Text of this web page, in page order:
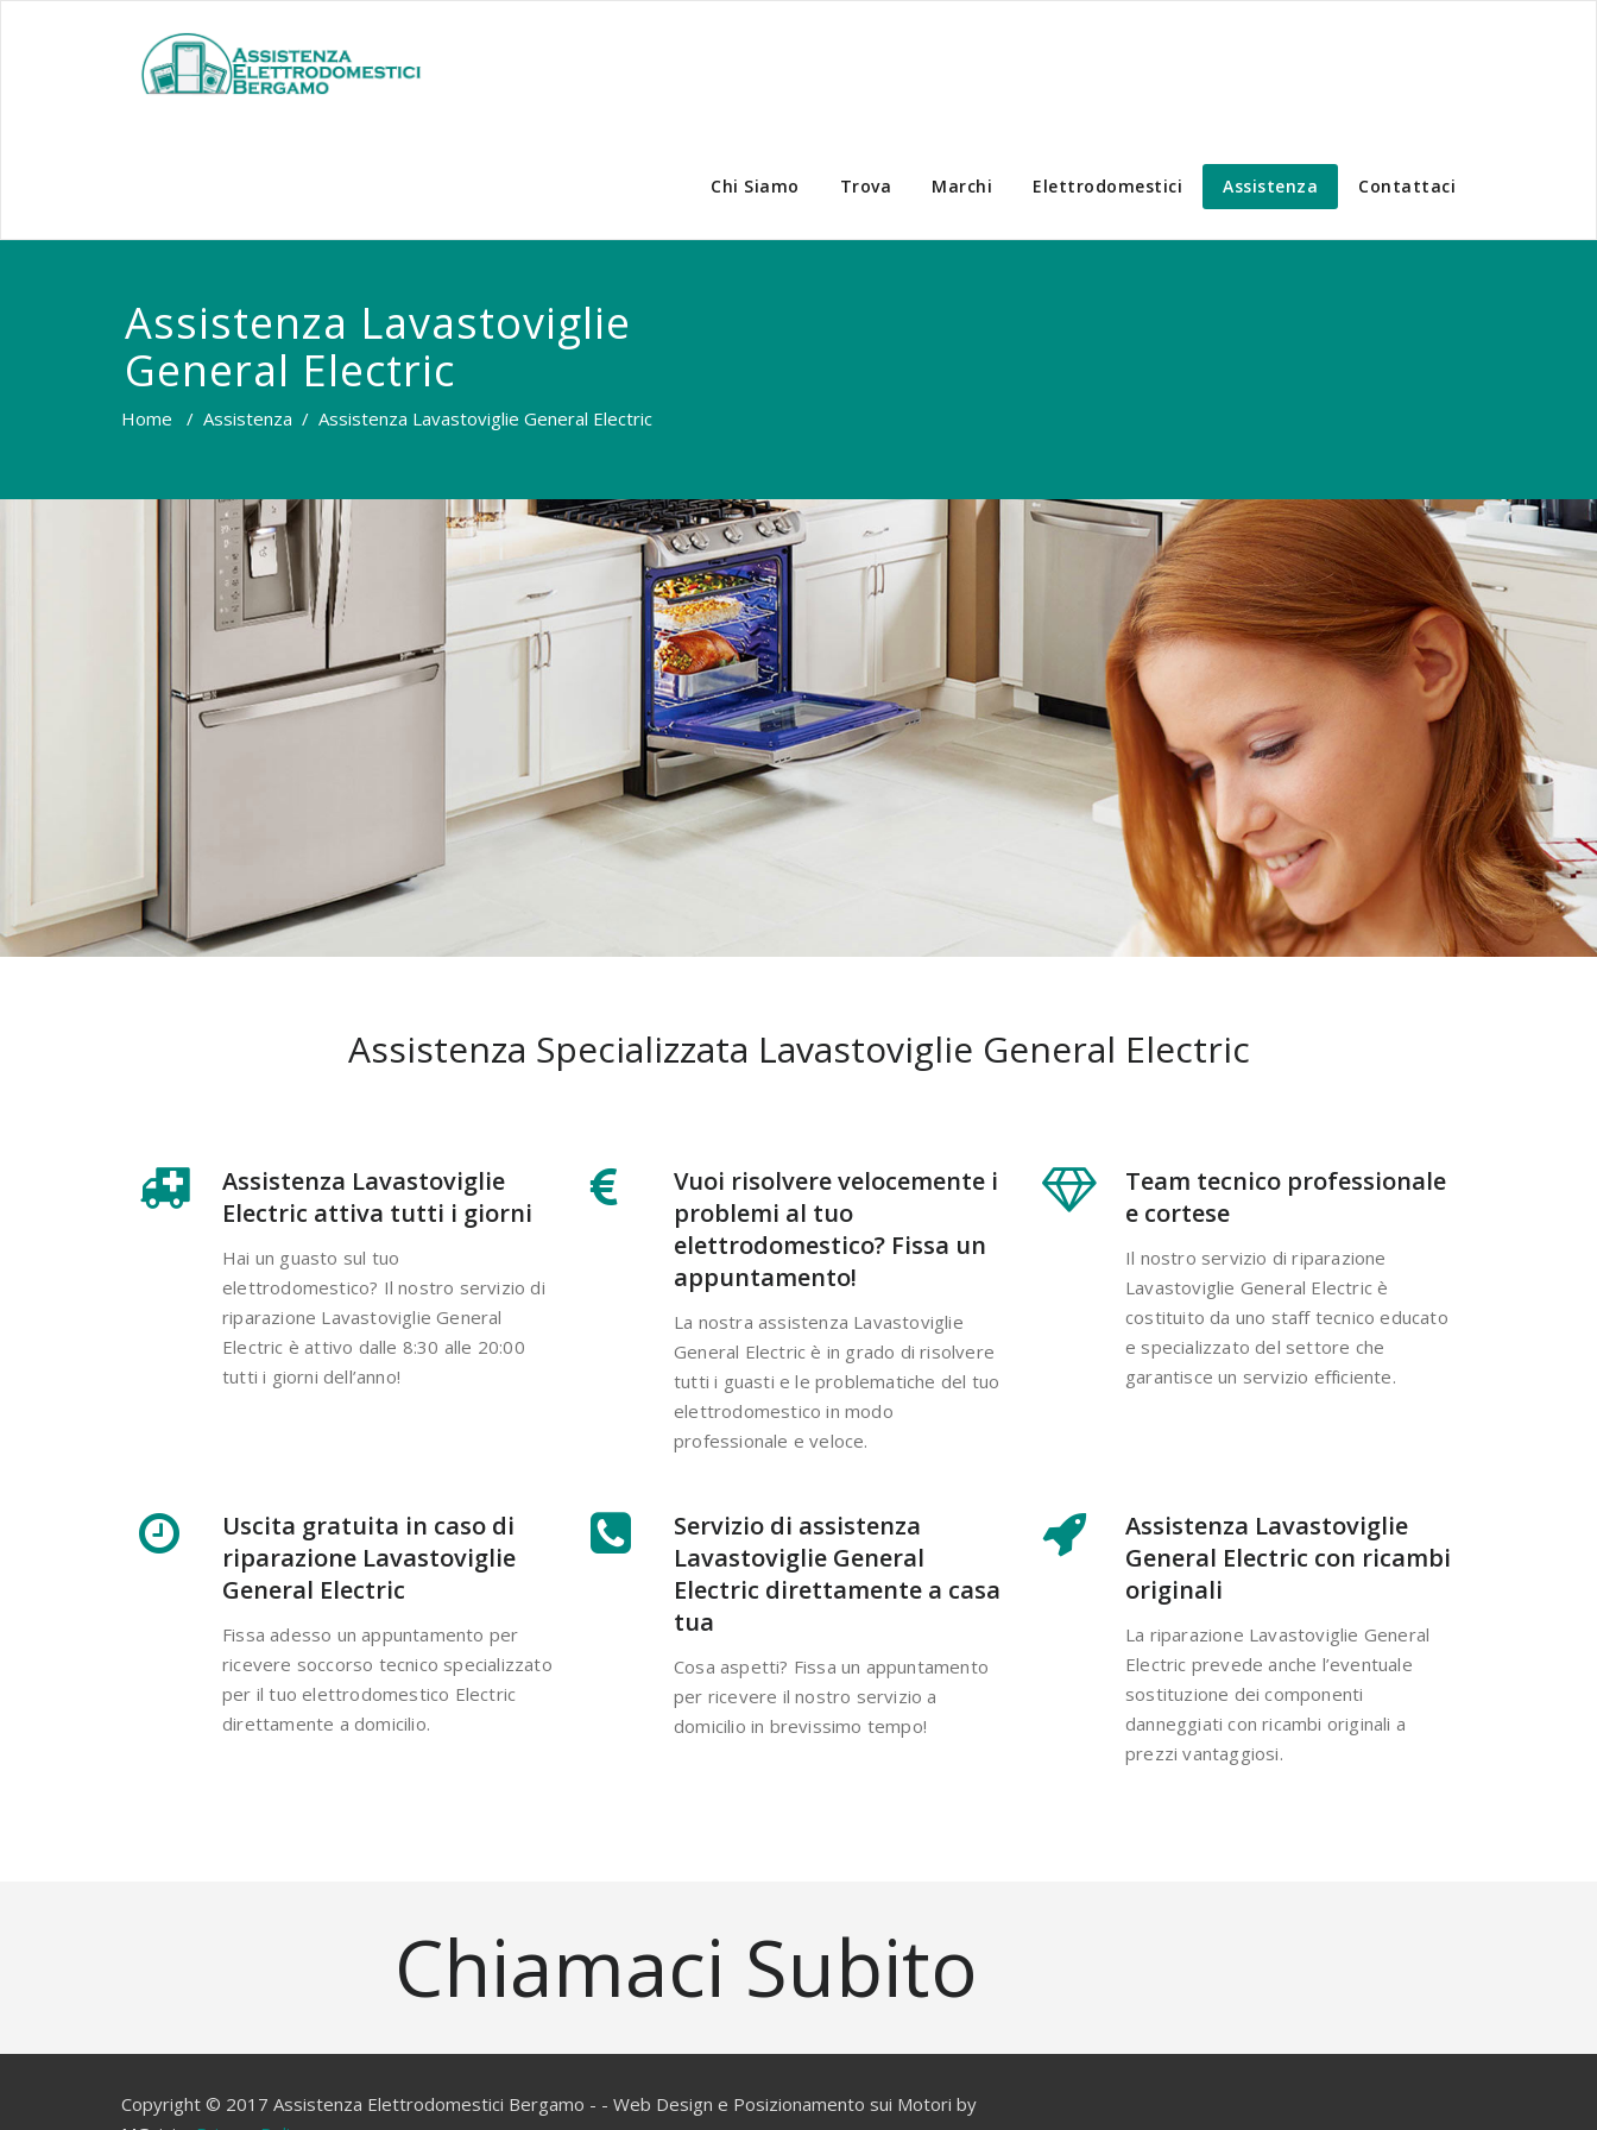
Chi Siamo Trova Marchi Elettrodomestici Assistenza Contattaci
Assistenza Lavastoviglie
General Electric
Home / Assistenza / Assistenza Lavastoviglie General Electric
Assistenza Specializzata Lavastoviglie General Electric
Assistenza Lavastoviglie
Electric attiva tutti i giorni
Hai un guasto sul tuo
elettrodomestico? Il nostro servizio di
riparazione Lavastoviglie General
Electric è attivo dalle 8:30 alle 20:00
tutti i giorni dell’anno!
Vuoi risolvere velocemente i
problemi al tuo
elettrodomestico? Fissa un
appuntamento!
La nostra assistenza Lavastoviglie
General Electric è in grado di risolvere
tutti i guasti e le problematiche del tuo
elettrodomestico in modo
professionale e veloce.
Team tecnico professionale
e cortese
Il nostro servizio di riparazione
Lavastoviglie General Electric è
costituito da uno staff tecnico educato
e specializzato del settore che
garantisce un servizio efficiente.
Uscita gratuita in caso di
riparazione Lavastoviglie
General Electric
Fissa adesso un appuntamento per
ricevere soccorso tecnico specializzato
per il tuo elettrodomestico Electric
direttamente a domicilio.
Servizio di assistenza
Lavastoviglie General
Electric direttamente a casa
tua
Cosa aspetti? Fissa un appuntamento
per ricevere il nostro servizio a
domicilio in brevissimo tempo!
Assistenza Lavastoviglie
General Electric con ricambi
originali
La riparazione Lavastoviglie General
Electric prevede anche l’eventuale
sostituzione dei componenti
danneggiati con ricambi originali a
prezzi vantaggiosi.
Chiamaci Subito
Copyright © 2017 Assistenza Elettrodomestici Bergamo - - Web Design e Posizionamento sui Motori by